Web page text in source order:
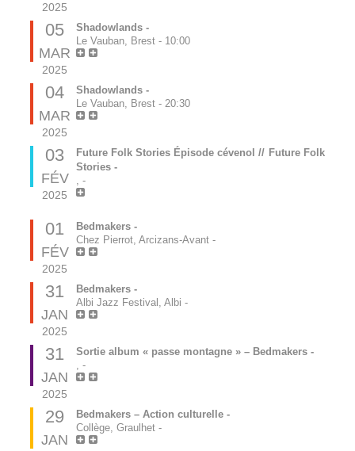
2025
05
MAR
2025
Shadowlands -
Le Vauban, Brest - 10:00
04
MAR
2025
Shadowlands -
Le Vauban, Brest - 20:30
03
FÉV
2025
Future Folk Stories Épisode cévenol // Future Folk
Stories -
, -
01
FÉV
2025
Bedmakers -
Chez Pierrot, Arcizans-Avant -
31
JAN
2025
Bedmakers -
Albi Jazz Festival, Albi -
31
JAN
2025
Sortie album « passe montagne » – Bedmakers -
, -
29
JAN
Bedmakers – Action culturelle -
Collège, Graulhet -